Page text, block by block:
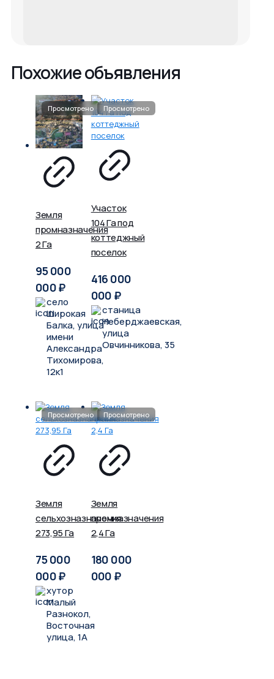
Похожие объявления
Земля
промназначения
2 Га
95 000
000₽
село
Широкая
Балка, улица
имени
Александра
Тихомирова,
12к1
Участок
104 Га под
коттеджный
поселок
416 000
000 ₽
станица
Неберджаевская,
улица
Овчинникова, 35
Земля
сельхозназначения
273,95 Га
75 000
000₽
хутор
Малый
Разнокол,
Восточная
улица, 1А
Земля
промназначения
2,4 Га
180 000
000 ₽